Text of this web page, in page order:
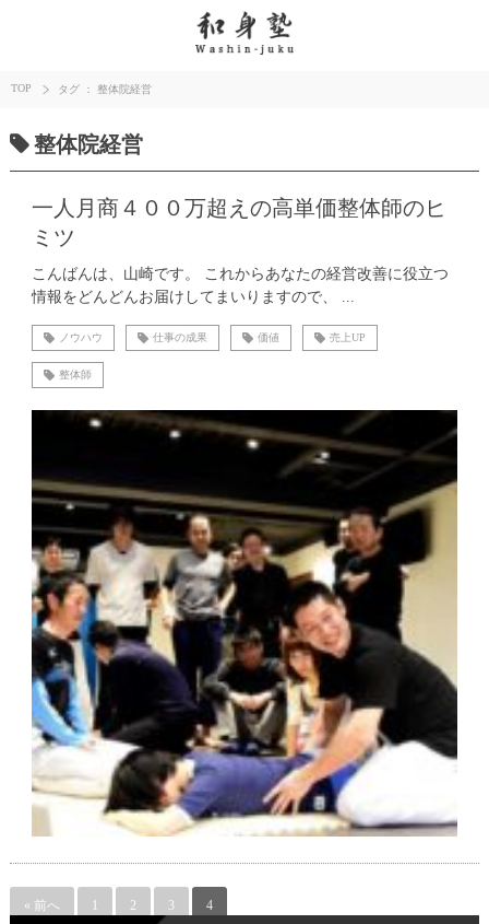
TOP タグ ： 整体院経営
整体院経営
一人月商４００万超えの高単価整体師のヒ
ミツ
こんばんは、山崎です。 これからあなたの経営改善に役立つ
情報をどんどんお届けしてまいりますので、 ...
ノウハウ 仕事の成果 価値 売上UP
整体師
« 前へ 1 2 3 4